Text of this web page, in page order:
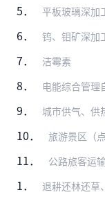
5． 平板玻璃深加
6． 钨、钼矿深加
7． 洁霉素
8． 电能综合管理
9． 城市供气、供
10． 旅游景区（
11． 公路旅客运输
1． 退耕还林还草